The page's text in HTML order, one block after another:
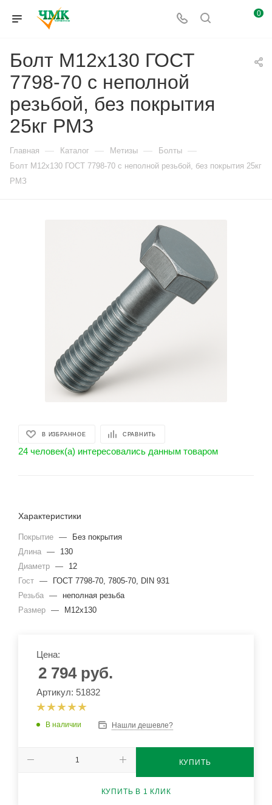
0
Болт М12x130 ГОСТ
7798-70 с неполной
резьбой, без покрытия
25кг РМЗ
Главная — Каталог — Метизы — Болты —
Болт М12x130 ГОСТ 7798-70 с неполной резьбой, без покрытия 25кг
РМЗ
В ИЗБРАННОЕ СРАВНИТЬ
24 человек(а) интересовались данным товаром
Характеристики
Покрытие —
Без покрытия
Длина —
130
Диаметр —
12
Гост —
ГОСТ 7798-70, 7805-70, DIN 931
Резьба —
неполная резьба
Размер — М12x130
Цена:
2 794руб.
Артикул: 51832
В наличии Нашли дешевле?
КУПИТЬ
КУПИТЬ В 1 КЛИК